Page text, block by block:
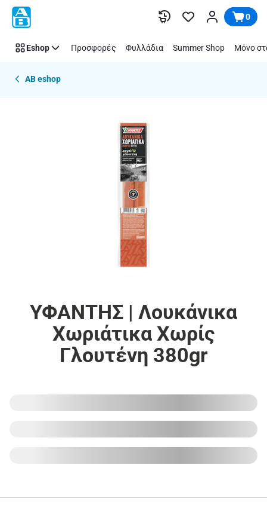
Παράλειψη 0
Eshop Προσφορές Φυλλάδια Summer Shop Μόνο
AB eshop
ΥΦΑΝΤΗΣ | Λουκάνικα
Χωριάτικα Χωρίς
Γλουτένη 380gr